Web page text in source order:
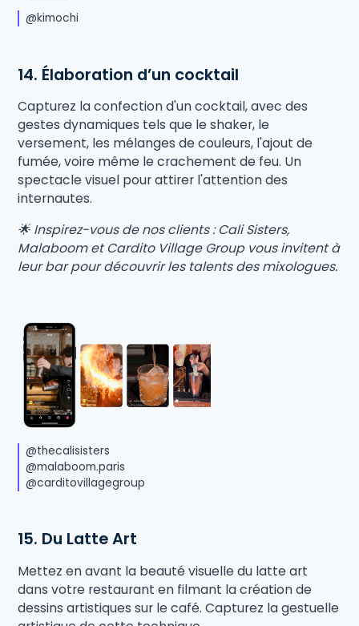
@kimochi
14. Élaboration d’un cocktail
Capturez la confection d'un cocktail, avec des
gestes dynamiques tels que le shaker, le
versement, les mélanges de couleurs, l'ajout de
fumée, voire même le crachement de feu. Un
spectacle visuel pour attirer l'attention des
internautes.
🌟 Inspirez-vous de nos clients : Cali Sisters,
Malaboom et Cardito Village Group vous invitent à
leur bar pour découvrir les talents des mixologues.
@thecalisisters
@malaboom.paris
@carditovillagegroup
15. Du Latte Art
Mettez en avant la beauté visuelle du latte art
dans votre restaurant en filmant la création de
dessins artistiques sur le café. Capturez la gestuelle